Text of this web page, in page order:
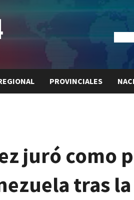
PROVINCIALES
juró como
tras